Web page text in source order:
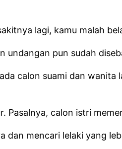
lagi, kamu malah
undangan pun sudah
calon suami dan wanita
Pasalnya, calon istri
dan mencari lelaki yang